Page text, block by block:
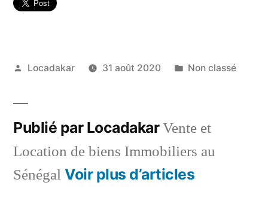
Publié
Locadakar 31 août 2020
Publié
Non classé
Publié par LocadakarVente et
Location de biens Immobiliers au
Sénégal Voir plus d’articles